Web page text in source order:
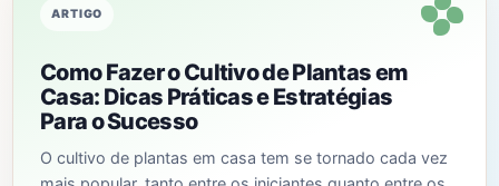
ARTIGO
Como Fazer o Cultivo de Plantas em
Casa: Dicas Práticas e Estratégias
Para o Sucesso
O cultivo de plantas em casa tem se tornado cada vez